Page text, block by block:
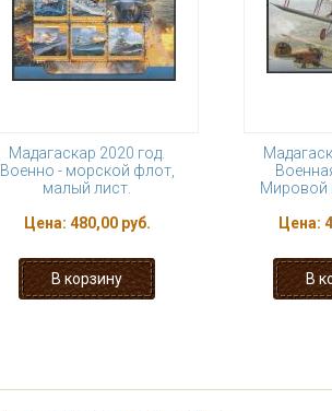
Мадагаскар 2020 год.
Военно - морской флот,
малый лист.
Цена: 480,00 руб.
Мировой
Цена: